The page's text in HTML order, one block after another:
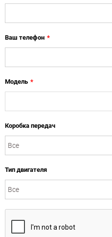
Ваш телефон *
Модель *
Коробка передач
Тип двигателя